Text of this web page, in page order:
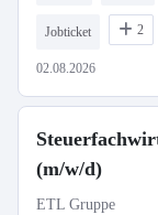
Jobticket 2
02.08.2026
(m/w/d)
ETL Gruppe